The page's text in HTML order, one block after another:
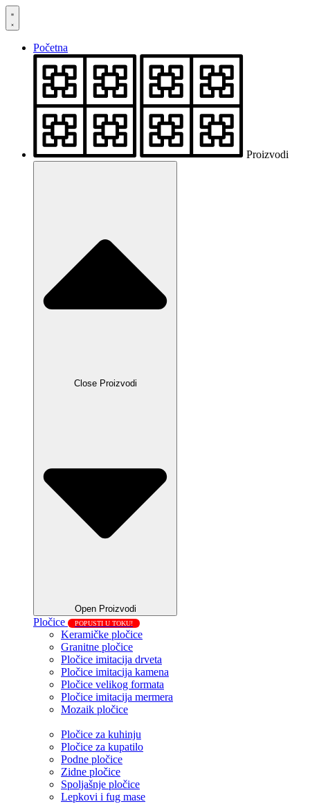
Skočite
na
Početna
Proizvodi
Close Proizvodi
Open Proizvodi
Pločice POPUSTI U TOKU!
Keramičke pločice
Granitne pločice
Pločice imitacija drveta
Pločice imitacija kamena
Pločice velikog formata
Pločice imitacija mermera
Mozaik pločice
Pločice za kuhinju
Pločice za kupatilo
Podne pločice
Zidne pločice
Spoljašnje pločice
Lepkovi i fug mase